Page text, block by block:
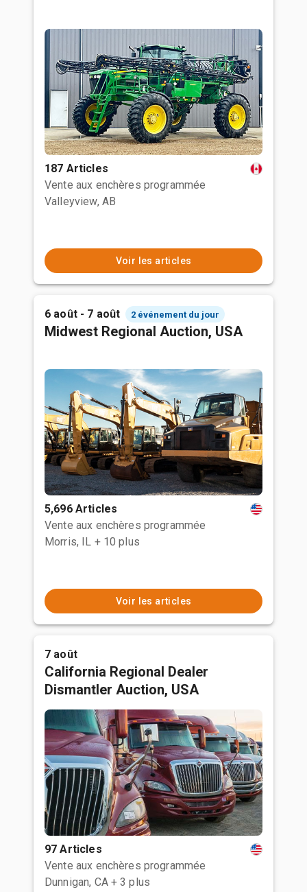
187 Articles
Vente aux enchères programmée
Valleyview, AB
Voir les articles
6 août - 7 août 2 événement du jour
Midwest Regional Auction, USA
5,696 Articles
Vente aux enchères programmée
Morris, IL + 10 plus
Voir les articles
7 août
California Regional Dealer
Dismantler Auction, USA
97 Articles
Vente aux enchères programmée
Dunnigan, CA + 3 plus